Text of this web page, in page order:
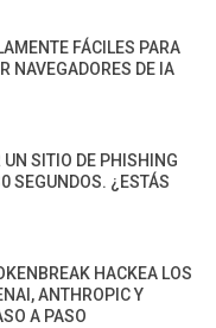
FÁCILES PARA
NAVEGADORES DE IA
SITIO DE PHISHING
SEGUNDOS. ¿ESTÁS
HACKEA LOS
ANTHROPIC Y
A PASO